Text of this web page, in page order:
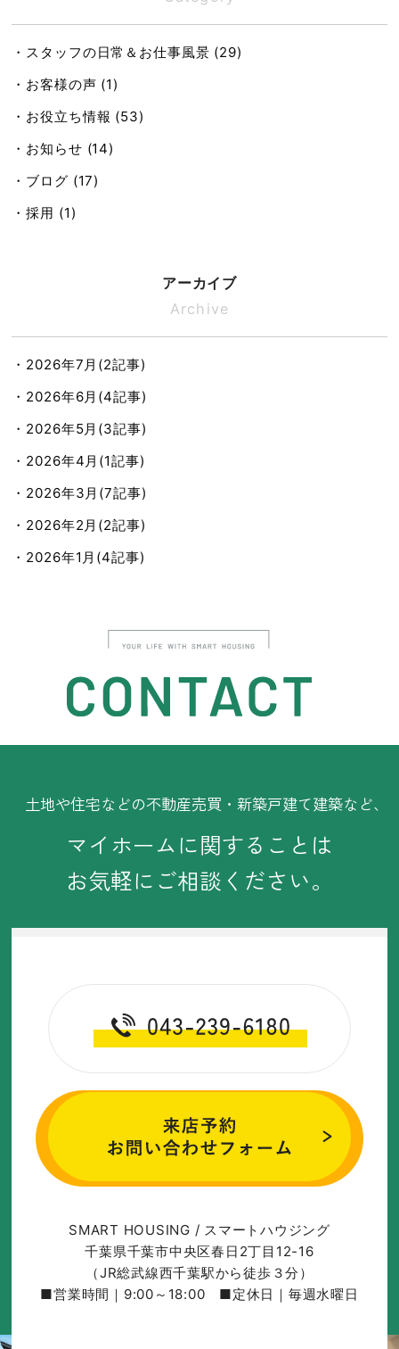
・スタッフの日常＆お仕事風景 (29)
・お客様の声 (1)
・お役立ち情報 (53)
・お知らせ (14)
・ブログ (17)
・採用 (1)
アーカイブ
Archive
・2026年7月(2記事)
・2026年6月(4記事)
・2026年5月(3記事)
・2026年4月(1記事)
・2026年3月(7記事)
・2026年2月(2記事)
・2026年1月(4記事)
・2025年10月(9記事)
・2025年9月(9記事)
・2025年8月(8記事)
・2025年7月(8記事)
・2025年5月(12記事)
・2025年4月(11記事)
・2025年3月(11記事)
土地や住宅などの不動産売買・新築戸建て建築など、
マイホームに関することは
お気軽にご相談ください。
SMART HOUSING / スマートハウジング
千葉県千葉市中央区春日2丁目12-16
（JR総武線西千葉駅から徒歩３分）
■営業時間｜9:00～18:00 ■定休日｜毎週水曜日